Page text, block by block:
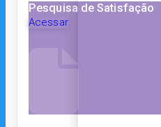
Pesquisa de Satisfação
Acessar